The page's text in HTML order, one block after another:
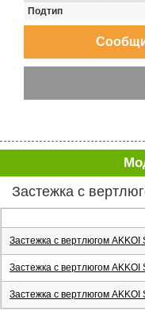
Подтип
Застежка с
Застежка с вертлюгом
Застежка с вертлюгом
Застежка с вертлюгом